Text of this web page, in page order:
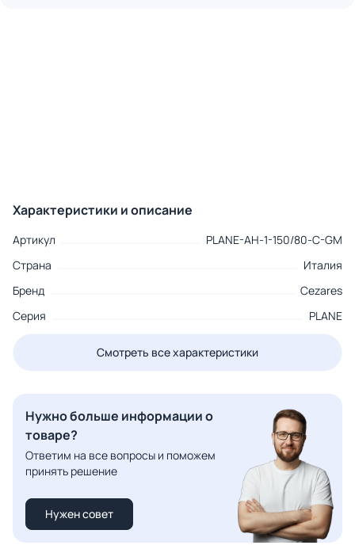
Характеристики и описание
Артикул
PLANE-AH-1-150/80-C-GM
Страна
Италия
Бренд
Cezares
Серия
PLANE
Смотреть все характеристики
Нужно больше информации о
товаре?
Ответим на все вопросы и поможем
принять решение
Нужен совет